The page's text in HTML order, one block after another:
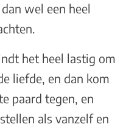
wel een heel
het heel lastig om
liefde, en dan kom
paard tegen, en
als vanzelf en